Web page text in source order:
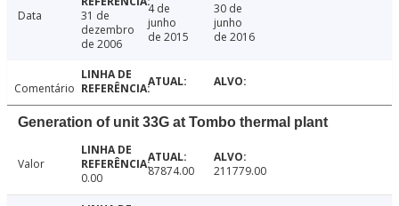
Data
31 de
dezembro
de 2006
4 de
junho
de 2015
30 de
junho
de 2016
Comentário
Generation of unit 33G at Tombo thermal plant
Valor
0.00
87874.00 211779.00